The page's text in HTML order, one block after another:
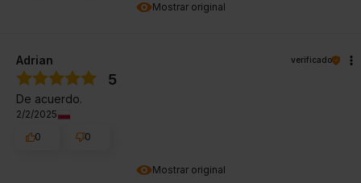
Mostrar original
Mostrar original
Adrian verificado
5
De acuerdo.
2/2/2025
0
0